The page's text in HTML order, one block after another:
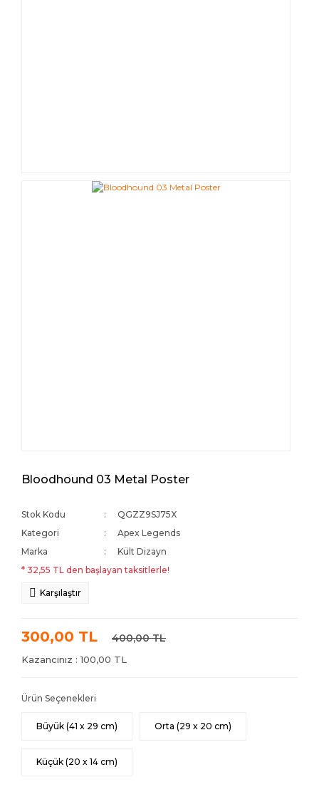
Bloodhound 03 Metal Poster
Stok Kodu
QGZZ9SJ75X
Kategori
Apex Legends
Marka
Kült Dizayn
* 32,55 TL den başlayan taksitlerle!
Karşılaştır
300,00 TL 400,00 TL
Kazancınız : 100,00 TL
Ürün Seçenekleri
Büyük (41 x 29 cm) Orta (29 x 20 cm)
Küçük (20 x 14 cm)